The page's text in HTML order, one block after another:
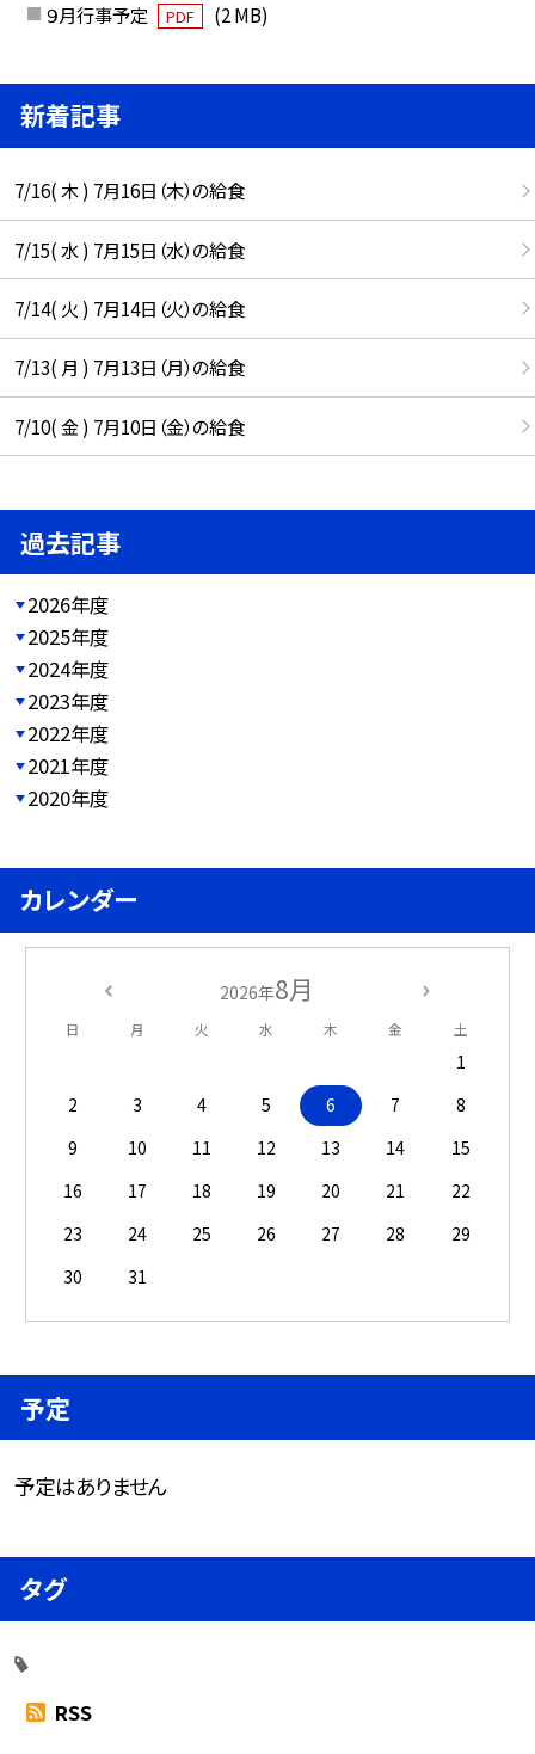
９月行事予定 PDF (2 MB)
新着記事
7/16( 木 ) 7月16日（木）の給食
7/15( 水 ) 7月15日（水）の給食
7/14( 火 ) 7月14日（火）の給食
7/13( 月 ) 7月13日（月）の給食
7/10( 金 ) 7月10日（金）の給食
過去記事
2026年度
2025年度
2024年度
2023年度
2022年度
2021年度
2020年度
カレンダー
2026年8月
日 月 火 水 木 金 土
1
2
3 4 5 6 7
8
9
10 11 12 13 14
15
16
17 18 19 20 21
22
23
24 25 26 27 28
29
30
31
予定
予定はありません
タグ
RSS